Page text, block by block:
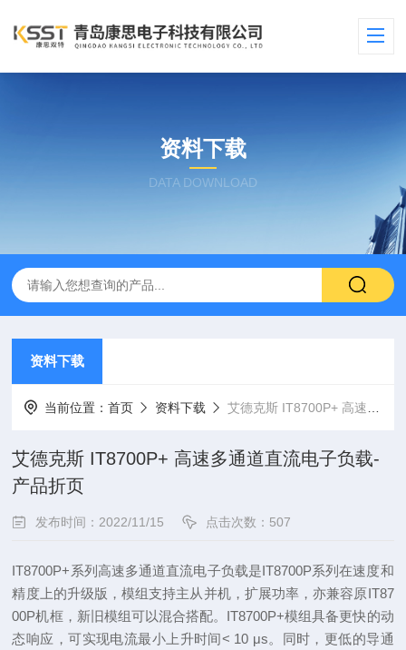
资料下载
DATA DOWNLOAD
资料下载
当前位置：首页 资料下载 艾德克斯 IT8700P+ 高速多通道直流电子负载-产品折页
艾德克斯 IT8700P+ 高速多通道直流电子负载-
产品折页
发布时间：2022/11/15 点击次数：507
IT8700P+系列 高速多通道直流电子负载是IT8700P系列在速度和
精度上的升级版，模组支持主从并机，扩展功率，亦兼容原IT87
00P机框，新旧模组可以混合搭配。 IT8700P+模组具备更快的动
态响应，可实现电流最小上升时间< 10 μs。同时，更低的导通